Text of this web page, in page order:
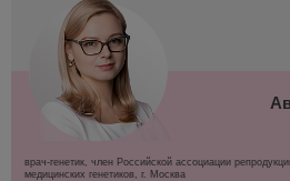
врач-генетик, член Российской ассоциации
медицинских генетиков, г. Москва